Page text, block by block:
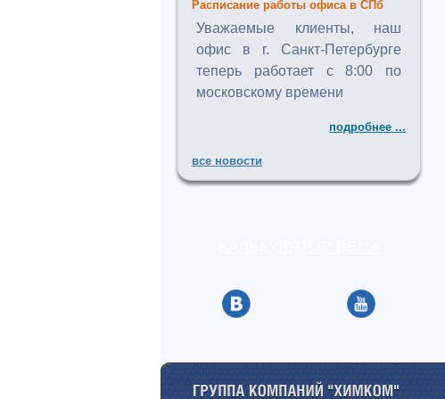
Расписание работы офиса в СПб
Уважаемые клиенты, наш
офис в г. Санкт-Петербурге
теперь работает с 8:00 по
московскому времени
подробнее ...
все новости